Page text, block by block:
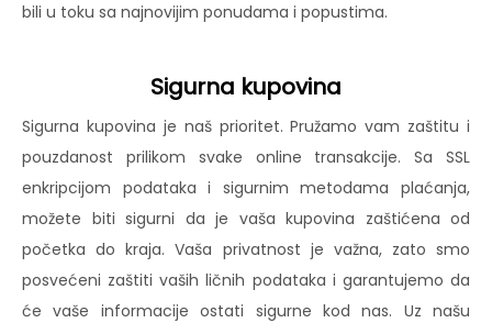
bili u toku sa najnovijim ponudama i popustima.
Sigurna kupovina
Sigurna kupovina je naš prioritet. Pružamo vam zaštitu i
pouzdanost prilikom svake online transakcije. Sa SSL
enkripcijom podataka i sigurnim metodama plaćanja,
možete biti sigurni da je vaša kupovina zaštićena od
početka do kraja. Vaša privatnost je važna, zato smo
posvećeni zaštiti vaših ličnih podataka i garantujemo da
će vaše informacije ostati sigurne kod nas. Uz našu